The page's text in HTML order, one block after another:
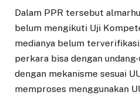
Dalam PPR tersebut
belum mengikuti Uji
medianya belum
perkara bisa dengan
dengan mekanisme sesuai
memproses menggunakan